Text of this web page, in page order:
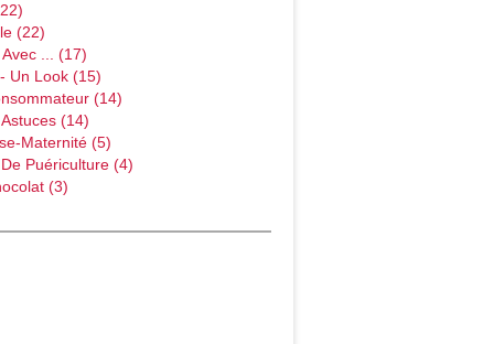
(22)
... (17)
Un Look (15)
(14)
(14)
Maternité (5)
Puériculture (4)
(3)